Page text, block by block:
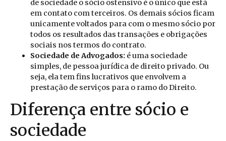
de sociedade o sócio ostensivo é o único que está
em contato com terceiros. Os demais sócios ficam
unicamente voltados para com o mesmo sócio por
todos os resultados das transações e obrigações
sociais nos termos do contrato.
Sociedade de Advogados: é uma sociedade
simples, de pessoa jurídica de direito privado. Ou
seja, ela tem fins lucrativos que envolvem a
prestação de serviços para o ramo do Direito.
Diferença entre sócio e
sociedade